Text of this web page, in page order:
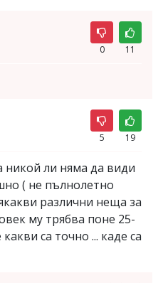
0 11
5 19
ли няма да види
( не пълнолетно
различни неща за
му трябва поне 25-
са точно ... каде са